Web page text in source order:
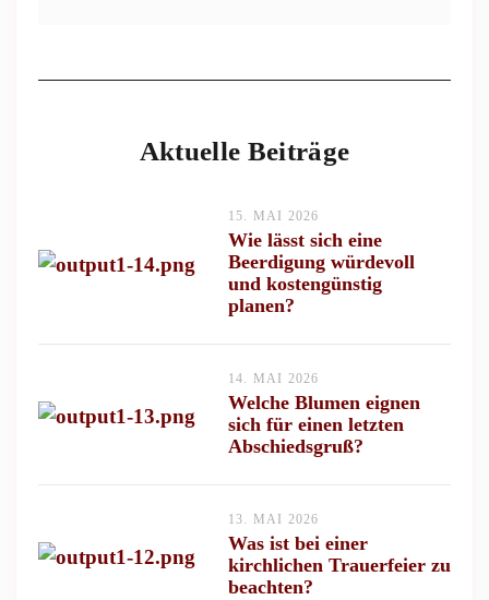
Aktuelle Beiträge
15. MAI 2026
Wie lässt sich eine
Beerdigung würdevoll
und kostengünstig
planen?
14. MAI 2026
Welche Blumen eignen
sich für einen letzten
Abschiedsgruß?
13. MAI 2026
Was ist bei einer
kirchlichen Trauerfeier zu
beachten?